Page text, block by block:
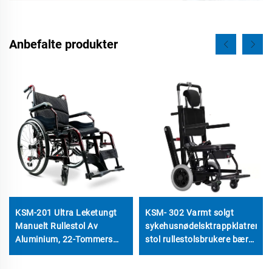
Anbefalte produkter
KSM-201 Ultra Leketungt
Manuelt Rullestol Av
Aluminium, 22-Tommers
Faste Dæk, Hurtig-Fold
KSM- 302 Varmt solgt
sykehusnødelsktrappklatrende
stol rullestolsbrukere bærer
trappheis